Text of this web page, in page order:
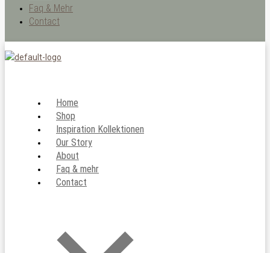
Faq & Mehr
Contact
Home
Shop
Inspiration Kollektionen
Our Story
About
Faq & mehr
Contact